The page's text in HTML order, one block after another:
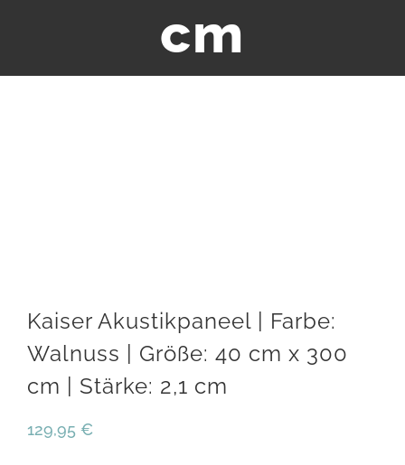
cm
Kaiser Akustikpaneel | Farbe:
Walnuss | Größe: 40 cm x 300
cm | Stärke: 2,1 cm
129,95 €